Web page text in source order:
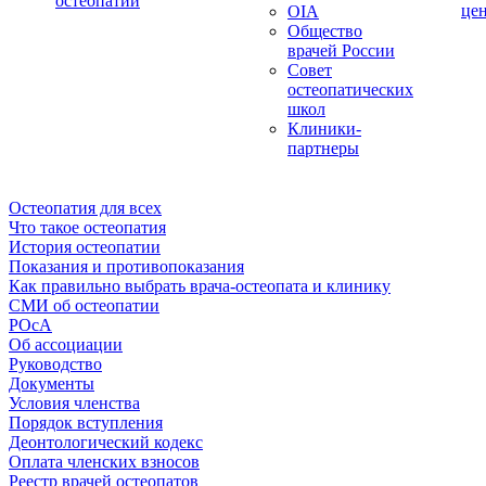
OIA
Общество
врачей России
Совет
остеопатических
школ
Клиники-
партнеры
Остеопатия для всех
Что такое остеопатия
История остеопатии
Показания и противопоказания
Как правильно выбрать врача-остеопата и клинику
СМИ об остеопатии
РОсА
Об ассоциации
Руководство
Документы
Условия членства
Порядок вступления
Деонтологический кодекс
Оплата членских взносов
Реестр врачей остеопатов